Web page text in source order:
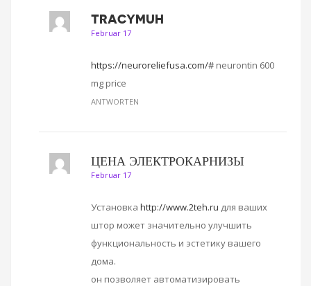
TRACYMUH
Februar 17
https://neuroreliefusa.com/#neurontin 600
mg price
ANTWORTEN
ЦЕНА ЭЛЕКТРОКАРНИЗЫ
Februar 17
Установка http://www.2teh.ru для ваших
штор может значительно улучшить
функциональность и эстетику вашего
дома.
он позволяет автоматизировать